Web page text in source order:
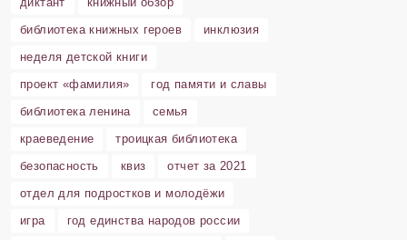
библиотека книжных героев
инклюзия
неделя детской книги
проект «фамилия»
год памяти и славы
библиотека ленина
семья
краеведение
троицкая библиотека
безопасность
квиз
отчет за 2021
отдел для подростков и молодёжи
игра
год единства народов россии